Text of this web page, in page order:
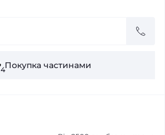
4Покупка частинами